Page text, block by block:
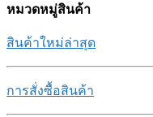
หมวดหมู่สินค้า
สินค้าใหม่ล่าสุด
การสั่งซื้อสินค้า